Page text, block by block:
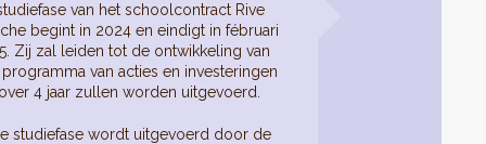
van het schoolcontract Rive
begint in 2024 en eindigt in fébruari
Zij zal leiden tot de ontwikkeling van
van acties en investeringen
4 jaar zullen worden uitgevoerd.
studiefase wordt uitgevoerd door de